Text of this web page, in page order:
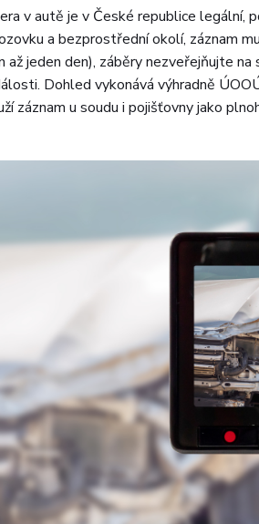
v autě je v České republice legální,
a bezprostřední okolí, záznam
až jeden den), záběry nezveřejňujte
Dohled vykonává výhradně
záznam u soudu i pojišťovny jako